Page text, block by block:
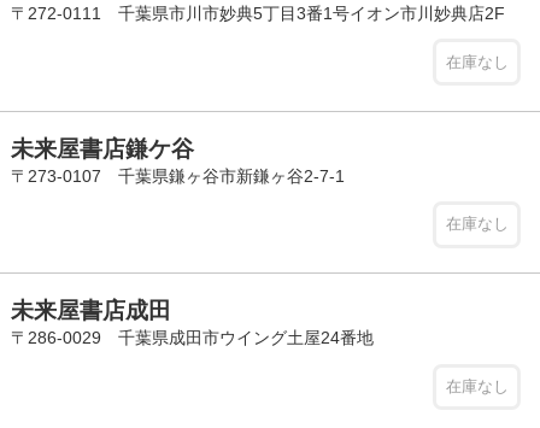
〒272-0111 千葉県市川市妙典5丁目3番1号イオン市川妙典店2F
在庫なし
未来屋書店鎌ケ谷
〒273-0107 千葉県鎌ヶ谷市新鎌ヶ谷2-7-1
在庫なし
未来屋書店成田
〒286-0029 千葉県成田市ウイング土屋24番地
在庫なし